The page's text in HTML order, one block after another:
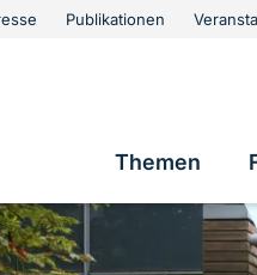
Publikationen
Themen